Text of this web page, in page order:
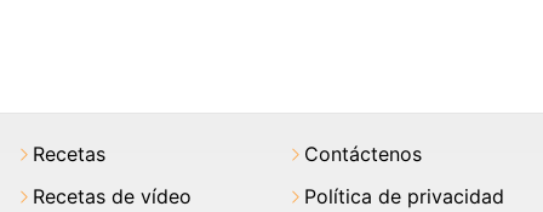
Recetas
Recetas de vídeo
Contáctenos
Política de privacidad